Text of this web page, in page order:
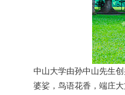
中山大学由孙中山先生
婆娑，鸟语花香，端庄